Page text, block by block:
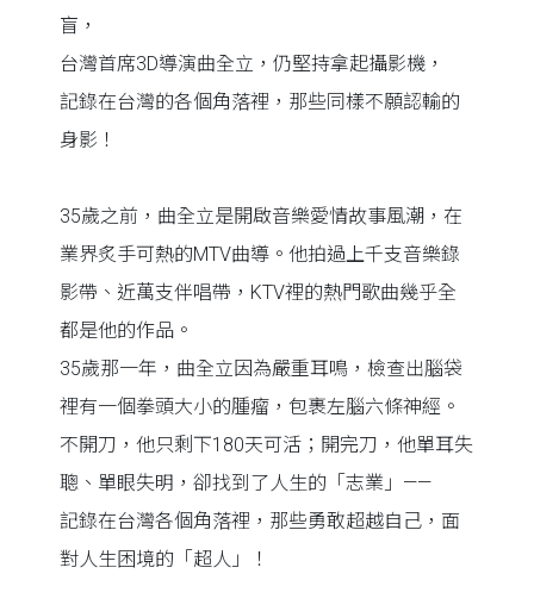
盲，
台灣首席3D導演曲全立，仍堅持拿起攝影機，
記錄在台灣的各個角落裡，那些同樣不願認輸的
身影！
35歲之前，曲全立是開啟音樂愛情故事風潮，在
業界炙手可熱的MTV曲導。他拍過上千支音樂錄
影帶、近萬支伴唱帶，KTV裡的熱門歌曲幾乎全
都是他的作品。
35歲那一年，曲全立因為嚴重耳鳴，檢查出腦袋
裡有一個拳頭大小的腫瘤，包裹左腦六條神經。
不開刀，他只剩下180天可活；開完刀，他單耳失
聰、單眼失明，卻找到了人生的「志業」——
記錄在台灣各個角落裡，那些勇敢超越自己，面
對人生困境的「超人」！